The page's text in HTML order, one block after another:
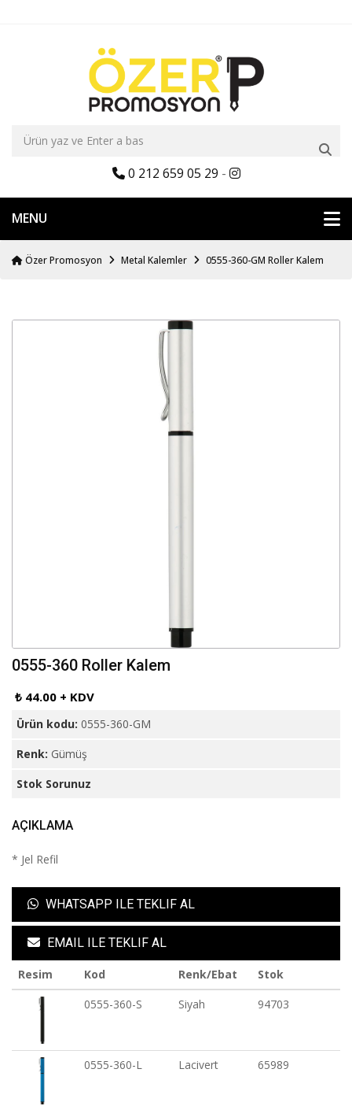
0 212 659 05 29 -
MENU
Özer Promosyon Metal Kalemler 0555-360-GM Roller Kalem
0555-360 Roller Kalem
₺ 44.00 + KDV
Ürün kodu: 0555-360-GM
Renk: Gümüş
Stok Sorunuz
AÇIKLAMA
* Jel Refil
WHATSAPP ILE TEKLIF AL
EMAIL ILE TEKLIF AL
Resim Kod Renk/Ebat
Stok
0555-360-S
Siyah 94703
0555-360-L Lacivert 65989